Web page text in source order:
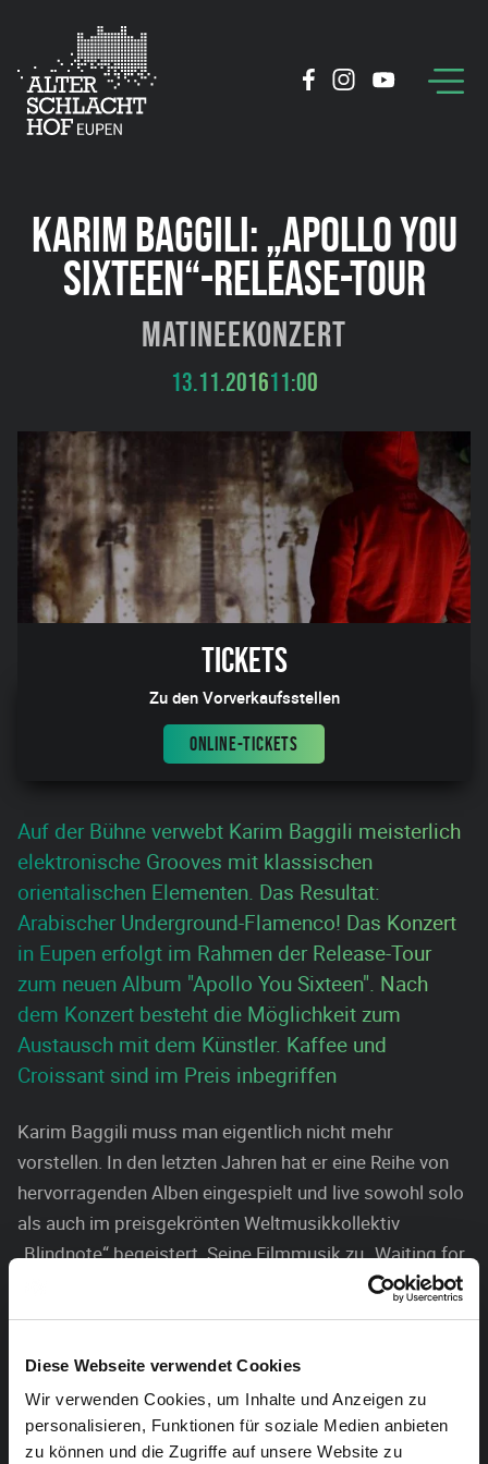
Diese Webseite verwendet Cookies
Wir verwenden Cookies, um Inhalte und Anzeigen zu
personalisieren, Funktionen für soziale Medien anbieten
zu können und die Zugriffe auf unsere Website zu
KARIM BAGGILI: „APOLLO YOU
SIXTEEN“-RELEASE-TOUR
Matineekonzert
13.11.201611:00
Tickets
Zu den Vorverkaufsstellen
ONLINE-TICKETS
Auf der Bühne verwebt Karim Baggili meisterlich
elektronische Grooves mit klassischen
orientalischen Elementen. Das Resultat:
Arabischer Underground-Flamenco! Das Konzert
in Eupen erfolgt im Rahmen der Release-Tour
zum neuen Album "Apollo You Sixteen". Nach
dem Konzert besteht die Möglichkeit zum
Austausch mit dem Künstler. Kaffee und
Croissant sind im Preis inbegriffen
Karim Baggili muss man eigentlich nicht mehr
vorstellen. In den letzten Jahren hat er eine Reihe von
hervorragenden Alben eingespielt und live sowohl solo
als auch im preisgekrönten Weltmusikkollektiv
„Blindnote“ begeistert. Seine Filmmusik zu „Waiting for
August“ von Teodora Mihai ist für einen Sabam Award
nominiert.
War seine vorherige CD „Kali City“ noch eine Rückkehr
zu seinen arabischen Wurzeln, verspürte er bei „Apollo
You Sixteen“ deutlich den Drang, technisch
anspruchsvollere Gitarrenstücke mit auf das Album zu